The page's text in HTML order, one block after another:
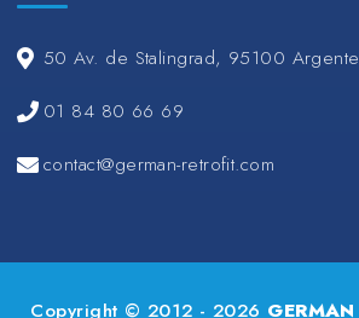
50 Av. de Stalingrad, 95100
01 84 80 66 69
contact@german-retrofit.com
Copyright © 2012 - 2026